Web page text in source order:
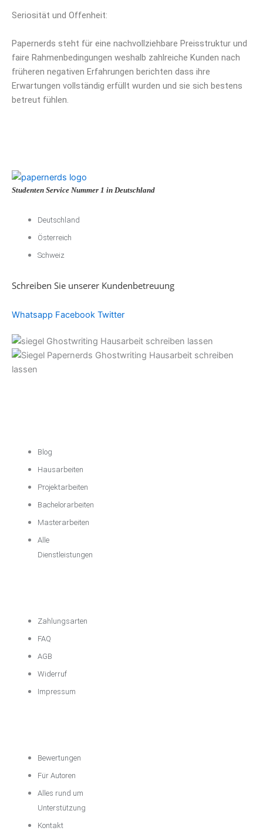
Seriosität und Offenheit:
Papernerds steht für eine nachvollziehbare Preisstruktur und
faire Rahmenbedingungen weshalb zahlreiche Kunden nach
früheren negativen Erfahrungen berichten dass ihre
Erwartungen vollständig erfüllt wurden und sie sich bestens
betreut fühlen.
Studenten Service Nummer 1 in Deutschland
Deutschland
Österreich
Schweiz
Schreiben Sie unserer Kundenbetreuung
Whatsapp Facebook Twitter
Blog
Hausarbeiten
Projektarbeiten
Bachelorarbeiten
Masterarbeiten
Alle
Dienstleistungen
Zahlungsarten
FAQ
AGB
Widerruf
Impressum
Bewertungen
Für Autoren
Alles rund um
Unterstützung
Kontakt